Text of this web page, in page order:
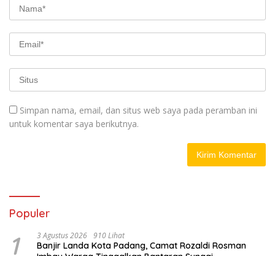
Simpan nama, email, dan situs web saya pada peramban ini
untuk komentar saya berikutnya.
Populer
1 3 Agustus 2026 910 Lihat
Banjir Landa Kota Padang, Camat Rozaldi Rosman